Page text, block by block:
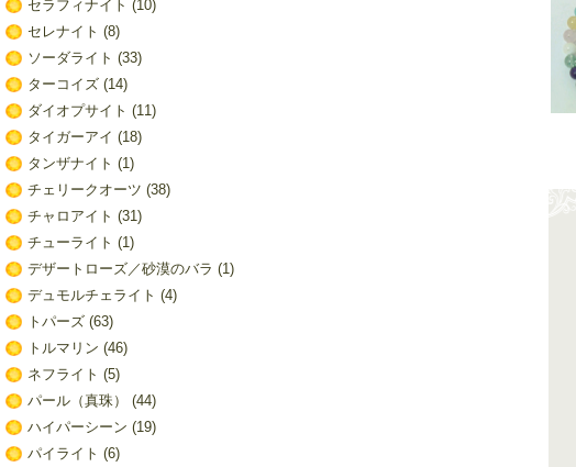
セラフィナイト (10)
セレナイト (8)
ソーダライト (33)
ターコイズ(14)
ダイオプサイト (11)
タイガーアイ (18)
タンザナイト (1)
チェリークオーツ (38)
チャロアイト (31)
チューライト (1)
デザートローズ／砂漠のバラ (1)
デュモルチェライト (4)
トパーズ(63)
トルマリン (46)
ネフライト (5)
パール（真珠）
(44)
ハイパーシーン (19)
パイライト (6)